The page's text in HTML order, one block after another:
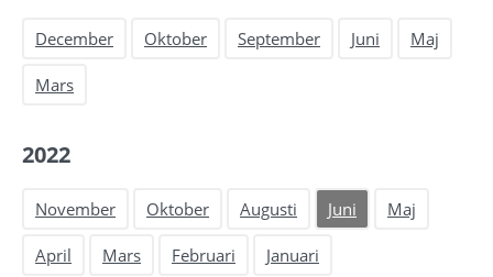
December Oktober September Juni Maj
Mars
2022
November Oktober Augusti Juni Maj
April Mars Februari Januari